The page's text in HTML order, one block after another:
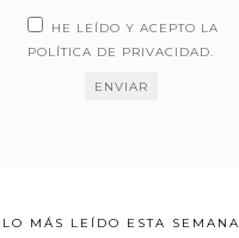
HE LEÍDO Y ACEPTO LA
POLÍTICA DE PRIVACIDAD.
LO MÁS LEÍDO ESTA SEMANA